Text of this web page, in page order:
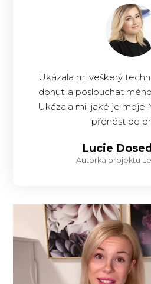
Ukázala mi veškerý
donutila poslouchat
Ukázala mi, jaké je moje
přenést do
Lucie
Autorka projektu